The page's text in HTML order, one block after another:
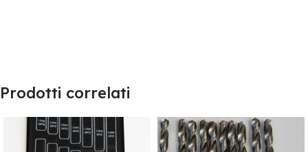
Prodotti correlati